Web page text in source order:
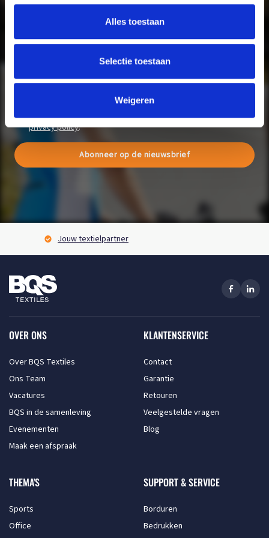
Alles toestaan
Selectie toestaan
Weigeren
#BQSEVERYWHERE nieuwsbrief.
privacy policy.
Abonneer op de nieuwsbrief
BQS Express service
OVER ONS
Over BQS Textiles
Ons Team
Vacatures
BQS in de samenleving
Evenementen
Maak een afspraak
KLANTENSERVICE
Contact
Garantie
Retouren
Veelgestelde vragen
Blog
THEMA'S
Sports
Office
SUPPORT & SERVICE
Borduren
Bedrukken